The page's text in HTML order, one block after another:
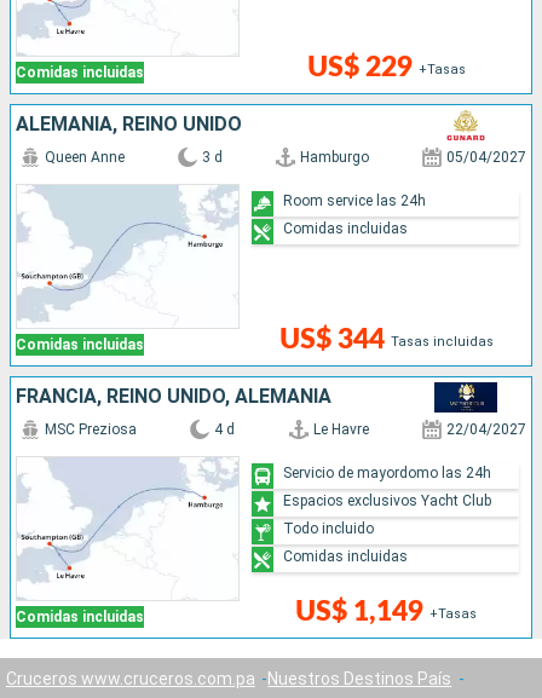
Comidas incluidas US$ 229 +Tasas
ALEMANIA, REINO UNIDO
Comidas incluidas
Queen Anne 3 d Hamburgo 05/04/2027
US$ 344 Tasas incluidas
Room service las 24h
Comidas incluidas
FRANCIA, REINO UNIDO, ALEMANIA
Comidas incluidas
MSC Preziosa 4 d Le Havre 22/04/2027
US$ 1,149 +Tasas
Servicio de mayordomo las 24h
Espacios exclusivos Yacht Club
Todo incluido
Comidas incluidas
Cruceros www.cruceros.com.pa
Nuestros Destinos País